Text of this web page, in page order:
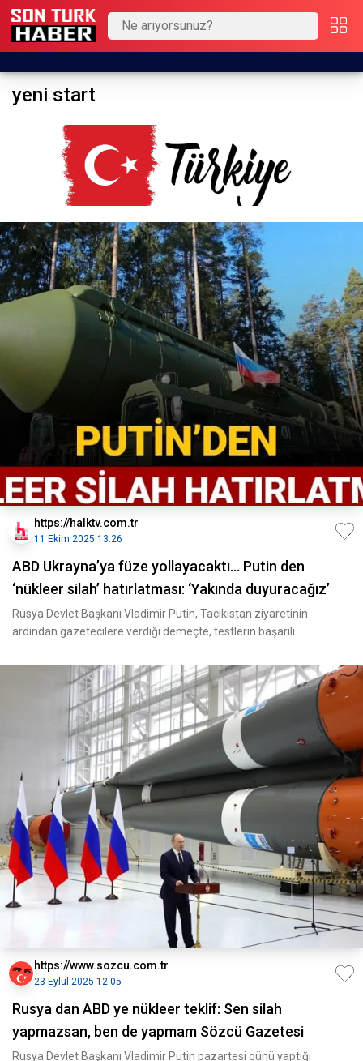
yeni start
https://halktv.com.tr
11 Ekim 2025 13:26
ABD Ukrayna’ya füze yollayacaktı... Putin den
‘nükleer silah’ hatırlatması: ‘Yakında duyuracağız’
Rusya Devlet Başkanı Vladimir Putin, Tacikistan ziyaretinin
ardından gazetecilere verdiği demeçte, testlerin başarılı
https://www.sozcu.com.tr
23 Eylül 2025 12:05
Rusya dan ABD ye nükleer teklif: Sen silah
yapmazsan, ben de yapmam Sözcü Gazetesi
Rusya Devlet Başkanı Vladimir Putin pazartesi günü yaptığı